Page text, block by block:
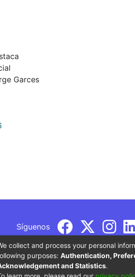
Garces
Síguenos
collect and process your personal
purposes: Authentication,
and Statistics.